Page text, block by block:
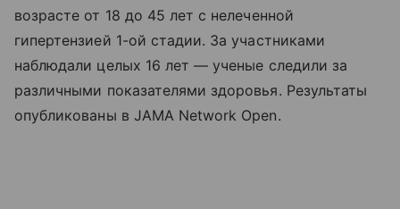
возрасте от 18 до 45 лет с нелеченной
гипертензией 1-ой стадии. За участниками
наблюдали целых 16 лет — ученые следили за
различными показателями здоровья. Результаты
опубликованы в JAMA Network Open.